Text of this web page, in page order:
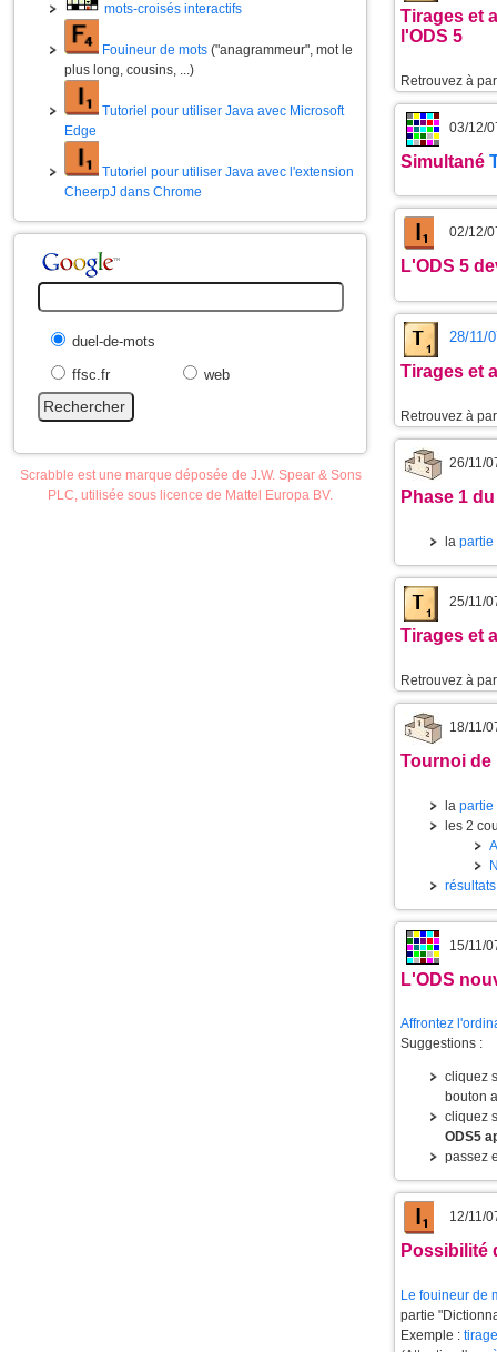
mots-croisés interactifs
Fouineur de mots ("anagrammeur", mot le
plus long, cousins, ...)
Tutoriel pour utiliser Java avec Microsoft
Edge
Tutoriel pour utiliser Java avec l'extension
CheerpJ dans Chrome
duel-de-mots
ffsc.fr
web
Scrabble est une marque déposée de J.W. Spear & Sons
PLC, utilisée sous licence de Mattel Europa BV.
Tirages et
l'ODS 5
Retrouvez à
03/12/
Simultané
02/12/
L'ODS 5
28/11/
Tirages et
Retrouvez à
26/11/
Phase 1
la partie
25/11/
Tirages et
Retrouvez à
18/11/
Tournoi de
la partie
les 2
15/11/
L'ODS
Affrontez
Suggestions :
cliquez
bouton
cliquez
ODS5
passez
12/11/
Possibilité
Le fouineur de
partie
Exemple :